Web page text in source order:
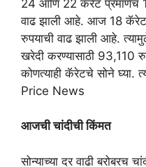
24 आणि 22 कॅरेट प्रमाणेच
वाढ झाली आहे. आज 18 कॅरेट
रुपयाची वाढ झाली आहे.
खरेदी करण्यासाठी
कोणत्याही कॅरेटचे सोने घ्या.
Price News
आजची चांदीची किंमत
सोन्याच्या दर वाढी बरोबरच